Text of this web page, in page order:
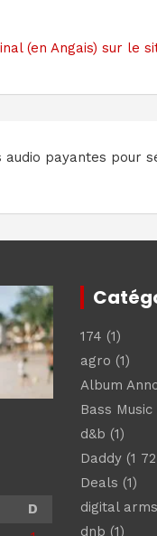
(en Angais) sur le
payantes pour
D
174 (1)
agro (1)
Album
Bass Music
d&b (1)
Daddy(1
Deals (1)
digital
dnb (1)